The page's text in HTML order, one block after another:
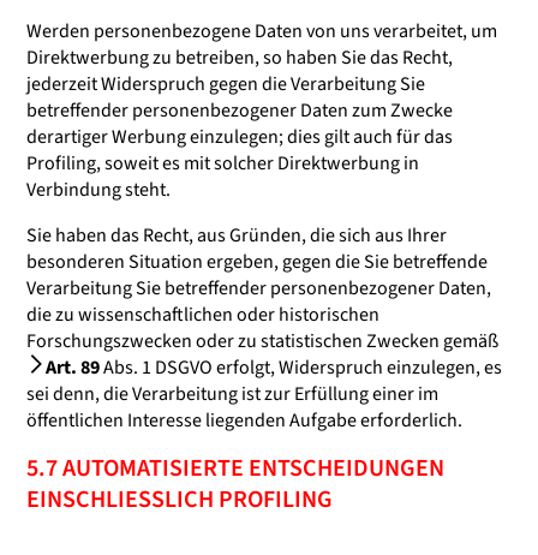
Werden personenbezogene Daten von uns verarbeitet, um
Direktwerbung zu betreiben, so haben Sie das Recht,
jederzeit Widerspruch gegen die Verarbeitung Sie
betreffender personenbezogener Daten zum Zwecke
derartiger Werbung einzulegen; dies gilt auch für das
Profiling, soweit es mit solcher Direktwerbung in
Verbindung steht.
Sie haben das Recht, aus Gründen, die sich aus Ihrer
besonderen Situation ergeben, gegen die Sie betreffende
Verarbeitung Sie betreffender personenbezogener Daten,
die zu wissenschaftlichen oder historischen
Forschungszwecken oder zu statistischen Zwecken gemäß
Art. 89Abs. 1 DSGVO erfolgt, Widerspruch einzulegen, es
sei denn, die Verarbeitung ist zur Erfüllung einer im
öffentlichen Interesse liegenden Aufgabe erforderlich.
5.7 AUTOMATISIERTE ENTSCHEIDUNGEN
EINSCHLIESSLICH PROFILING